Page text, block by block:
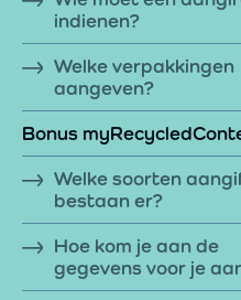
indienen?
Welke verpakkingen
aangeven?
Bonus
Welke soorten
bestaan er?
Hoe kom je aan de
gegevens voor je